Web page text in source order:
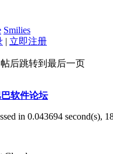
Smilies
| 立即注册
帖后跳转到最后一页
软件论坛
in 0.043694 second(s),